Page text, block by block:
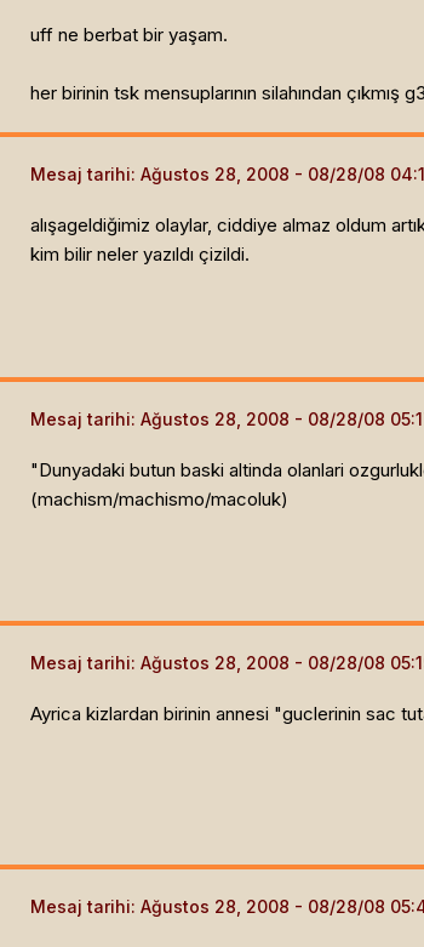
uff ne berbat bir yaşam.
her birinin tsk mensuplarının silahından
Mesaj tarihi: Ağustos 28, 2008
alışageldiğimiz olaylar, ciddiye almaz oldum
kim bilir neler yazıldı çizildi.
Mesaj tarihi: Ağustos 28, 2008
"Dunyadaki butun baski altinda olanlari
(machism/machismo/macoluk)
Mesaj tarihi: Ağustos 28, 2008
Ayrica kizlardan birinin annesi "guclerinin sac
Mesaj tarihi: Ağustos 28, 2008